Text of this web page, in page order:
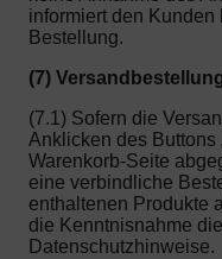
informiert den
Bestellung.
(7)
(7.1) Sofern die
Anklicken des Buttons
Warenkorb-Seite
eine verbindliche
enthaltenen Produkte
die Kenntnisnahme
Datenschutzhinweise.